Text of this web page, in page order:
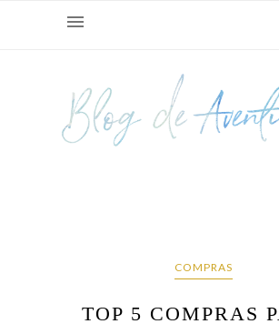
COMPRAS
TOP 5 COMPRAS